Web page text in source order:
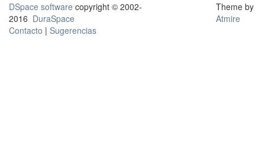
DSpace software copyright © 2002-
2016 DuraSpace
Contacto | Sugerencias
Theme by
Atmire